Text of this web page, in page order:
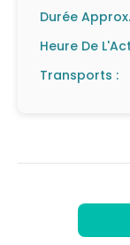
Durée
Heure De
Transports :